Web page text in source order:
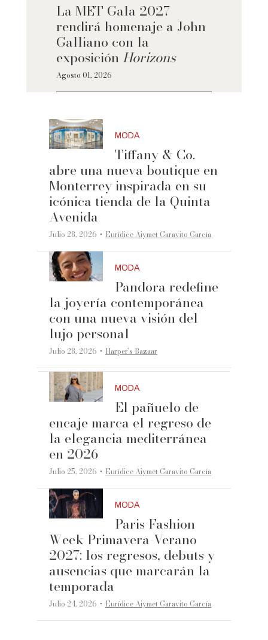
La MET Gala 2027
rendirá homenaje a John
Galliano con la
exposición Horizons
Agosto 01, 2026
MODA
Tiffany & Co.
abre una nueva boutique en
Monterrey inspirada en su
icónica tienda de la Quinta
Avenida
Julio 28, 2026 ·Eurídice Aiymet Garavito García
MODA
Pandora redefine
la joyería contemporánea
con una nueva visión del
lujo personal
Julio 28, 2026 ·Harper’s Bazaar
MODA
El pañuelo de
encaje marca el regreso de
la elegancia mediterránea
en 2026
Julio 25, 2026 ·Eurídice Aiymet Garavito García
MODA
Paris Fashion
Week Primavera-Verano
2027: los regresos, debuts y
ausencias que marcarán la
temporada
Julio 24, 2026 ·Eurídice Aiymet Garavito García